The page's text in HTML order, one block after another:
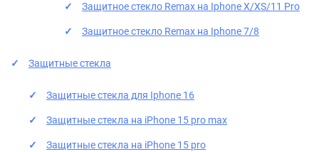
Защитное стекло Remax на Iphone X/XS/11 Pro
Защитное стекло Remax на Iphone 7/8
Защитные стекла
Защитные стекла для Iphone 16
Защитные стекла на iPhone 15 pro max
Защитные стекла на iPhone 15 pro